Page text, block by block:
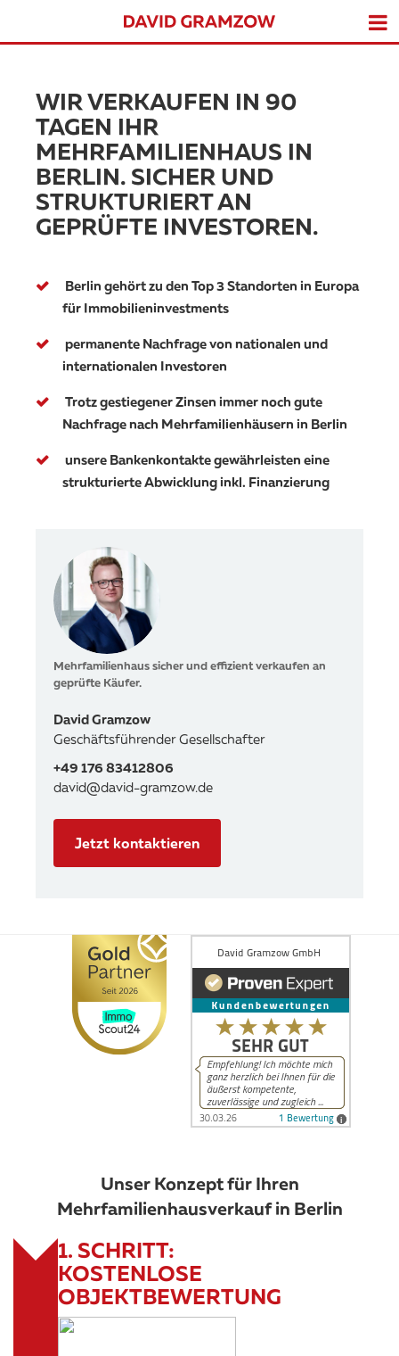
WIR VERKAUFEN IN 90
TAGEN IHR
MEHRFAMILIENHAUS IN
BERLIN. SICHER UND
STRUKTURIERT AN
GEPRÜFTE INVESTOREN.
Berlin gehört zu den Top 3 Standorten in Europa
für Immobilieninvestments
permanente Nachfrage von nationalen und
internationalen Investoren
Trotz gestiegener Zinsen immer noch gute
Nachfrage nach Mehrfamilienhäusern in Berlin
unsere Bankenkontakte gewährleisten eine
strukturierte Abwicklung inkl. Finanzierung
Mehrfamilienhaus sicher und effizient verkaufen an
geprüfte Käufer.
David Gramzow
Geschäftsführender Gesellschafter
+49 176 83412806
david@david-gramzow.de
Jetzt kontaktieren
Unser Konzept für Ihren
Mehrfamilienhausverkauf in Berlin
1. SCHRITT:
KOSTENLOSE
OBJEKTBEWERTUNG